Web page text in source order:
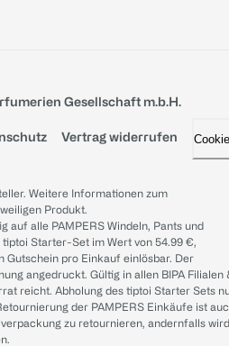
Gesellschaft m.b.H.
Vertrag widerrufen
Weitere Informationen zum
Produkt.
auf alle PAMPERS Windeln, Pants und
Starter-Set im Wert von 54.99 €,
Gutschein pro Einkauf einlösbar. Der
angedruckt. Gültig in allen BIPA Filialen
reicht. Abholung des tiptoi Starter Sets
der PAMPERS Einkäufe ist
zu retournieren, andernfalls wird